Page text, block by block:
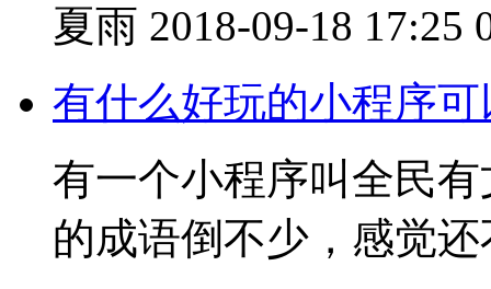
夏雨 2018-09-18 17:25
有什么好玩的小程序
有一个小程序叫全民
的成语倒不少，感觉还